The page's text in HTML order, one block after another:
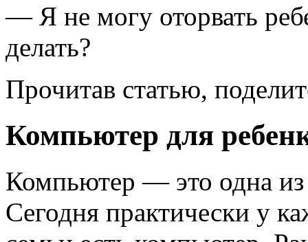
— Я не могу оторвать
делать?
Прочитав статью,
Компьютер для
Компьютер — это одна
Сегодня практически у